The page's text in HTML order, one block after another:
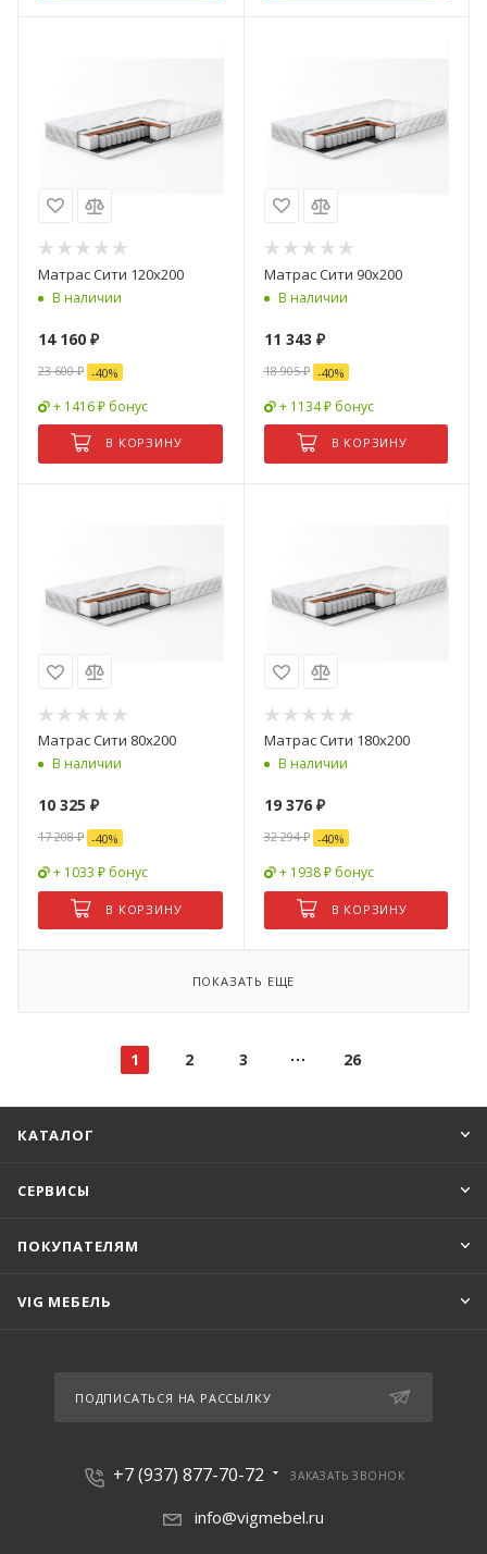
Матрас Сити 120х200
В наличии
14 160 ₽
23 600₽ -40%
+ 1416 ₽ бонус
В КОРЗИНУ
Матрас Сити 90х200
В наличии
11 343 ₽
18 905₽ -40%
+ 1134 ₽ бонус
В КОРЗИНУ
Матрас Сити 80х200
В наличии
10 325 ₽
17 208₽ -40%
+ 1033 ₽ бонус
В КОРЗИНУ
Матрас Сити 180х200
В наличии
19 376₽
32 294₽ -40%
+ 1938 ₽ бонус
В КОРЗИНУ
ПОКАЗАТЬ ЕЩЕ
1 2 3 26
КАТАЛОГ
СЕРВИСЫ
ПОКУПАТЕЛЯМ
VIG МЕБЕЛЬ
ПОДПИСАТЬСЯ НА РАССЫЛКУ
+7 (937) 877-70-72 ЗАКАЗАТЬ ЗВОНОК
info@vigmebel.ru